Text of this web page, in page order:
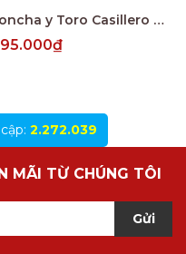
Concha y Toro Casillero del Diablo Reserva Merlot Central Valley
2.272.039
MÃI TỪ CHÚNG TÔI
Gửi